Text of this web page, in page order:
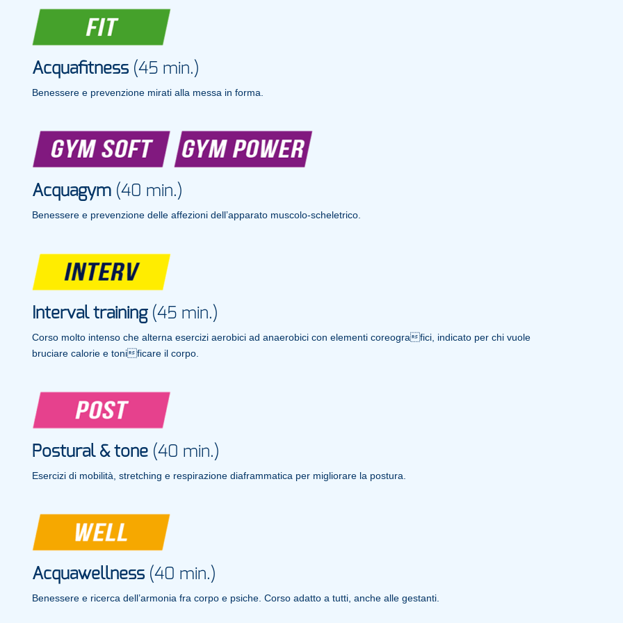
Acquafitness(45 min.)
Benessere e prevenzione mirati alla messa in forma.
Acquagym(40 min.)
Benessere e prevenzione delle affezioni dell’apparato muscolo-scheletrico.
Interval training(45 min.)
Corso molto intenso che alterna esercizi aerobici ad anaerobici con elementi coreografici, indicato per chi vuole
bruciare calorie e tonificare il corpo.
Postural & tone(40 min.)
Esercizi di mobilità, stretching e respirazione diaframmatica per migliorare la postura.
Acquawellness(40 min.)
Benessere e ricerca dell’armonia fra corpo e psiche. Corso adatto a tutti, anche alle gestanti.